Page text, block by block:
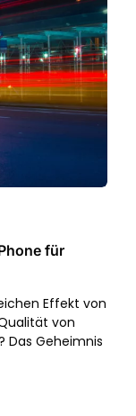
für
Effekt von
von
Das Geheimnis